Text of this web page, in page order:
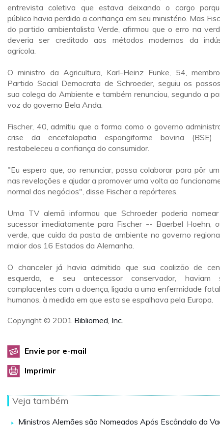
entrevista coletiva que estava deixando o cargo
público havia perdido a confiança em seu ministério. Mas
do partido ambientalista Verde, afirmou que o erro na
deveria ser creditado aos métodos modernos da
agrícola.
O ministro da Agricultura, Karl-Heinz Funke, 54,
Partido Social Democrata de Schroeder, seguiu os
sua colega do Ambiente e também renunciou, segundo a
voz do governo Bela Anda.
Fischer, 40, admitiu que a forma como o governo
crise da encefalopatia espongiforme bovina (BSE)
restabeleceu a confiança do consumidor.
"Eu espero que, ao renunciar, possa colaborar para pôr
nas revelações e ajudar a promover uma volta ao
normal dos negócios", disse Fischer a repórteres.
Uma TV alemã informou que Schroeder poderia
sucessor imediatamente para Fischer -- Baerbel Hoehn,
verde, que cuida da pasta de ambiente no governo
maior dos 16 Estados da Alemanha.
O chanceler já havia admitido que sua coalizão de
esquerda, e seu antecessor conservador, haviam
complacentes com a doença, ligada a uma enfermidade
humanos, à medida em que esta se espalhava pela Europa.
Copyright © 2001 Bibliomed, Inc.
Envie por e-mail
Imprimir
Veja também
Ministros Alemães são Nomeados Após Escândalo da